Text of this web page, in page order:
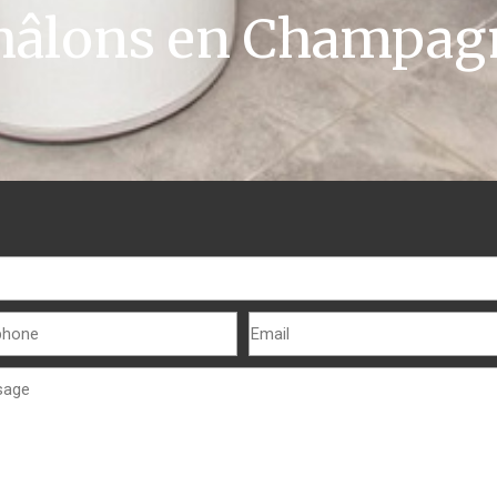
en